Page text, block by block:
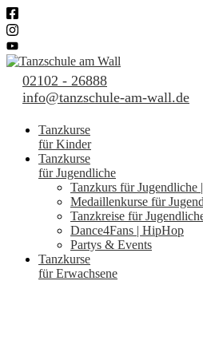
02102 - 26888
info@tanzschule-am-wall.de
Tanzkurse
für Kinder
Tanzkurse
für Jugendliche
Tanzkurs für Jugendliche
Medaillenkurse für
Tanzkreise für
Dance4Fans | HipHop
Partys & Events
Tanzkurse
für Erwachsene